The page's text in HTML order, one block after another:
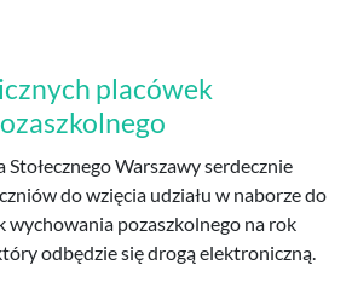
placówek
Warszawy serdecznie
do wzięcia udziału w naborze do
wychowania pozaszkolnego na rok
odbędzie się drogą elektroniczną.